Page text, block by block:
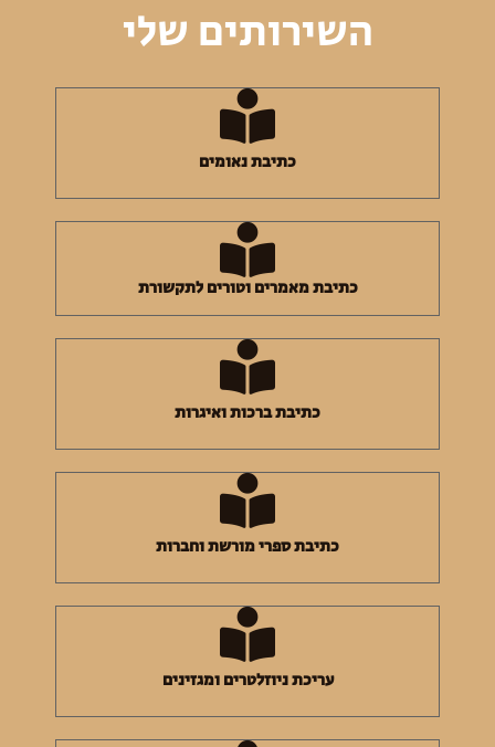
השירותים שלי
כתיבת נאומים
כתיבת מאמרים וטורים לתקשורת
כתיבת ברכות ואיגרות
כתיבת ספרי מורשת וחברות
עריכת ניוזלטרים ומגזינים